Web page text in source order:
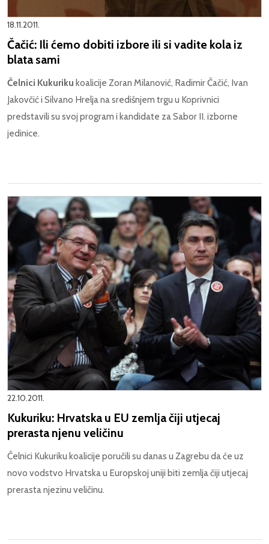
18.11.2011.
Čačić: Ili ćemo dobiti izbore ili si vadite kola iz
blata sami
Čelnici Kukuriku koalicije Zoran Milanović, Radimir Čačić, Ivan
Jakovčić i Silvano Hrelja na središnjem trgu u Koprivnici
predstavili su svoj program i kandidate za Sabor II. izborne
jedinice.
22.10.2011.
Kukuriku: Hrvatska u EU zemlja čiji utjecaj
prerasta njenu veličinu
Čelnici Kukuriku koalicije poručili su danas u Zagrebu da će uz
novo vodstvo Hrvatska u Europskoj uniji biti zemlja čiji utjecaj
prerasta njezinu veličinu.